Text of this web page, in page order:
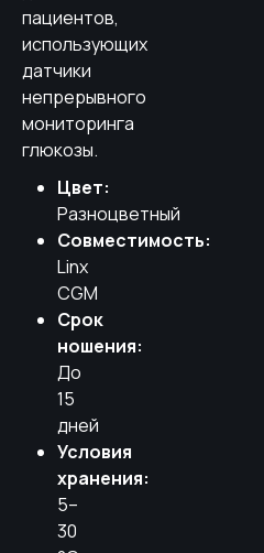
пациентов,
использующих
датчики
непрерывного
мониторинга
глюкозы.
Цвет:
Разноцветный
Совместимость:
Linx
CGM
Срок
ношения:
До
15
дней
Условия
хранения:
5–
30